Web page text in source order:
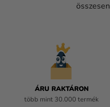
összesen
ÁRU RAKTÁRON
több mint 30.000 termék